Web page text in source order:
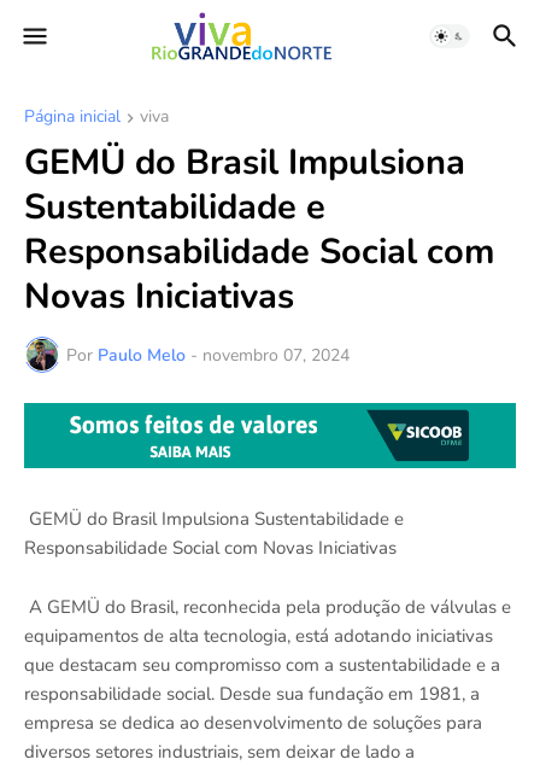
Página inicial viva
GEMÜ do Brasil Impulsiona
Sustentabilidade e
Responsabilidade Social com
Novas Iniciativas
Por Paulo Melo - novembro 07, 2024
GEMÜ do Brasil Impulsiona Sustentabilidade e
Responsabilidade Social com Novas Iniciativas
A GEMÜ do Brasil, reconhecida pela produção de válvulas e
equipamentos de alta tecnologia, está adotando iniciativas
que destacam seu compromisso com a sustentabilidade e a
responsabilidade social. Desde sua fundação em 1981, a
empresa se dedica ao desenvolvimento de soluções para
diversos setores industriais, sem deixar de lado a